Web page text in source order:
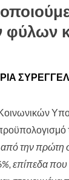
φύλων
την πρώτη
επίπεδα